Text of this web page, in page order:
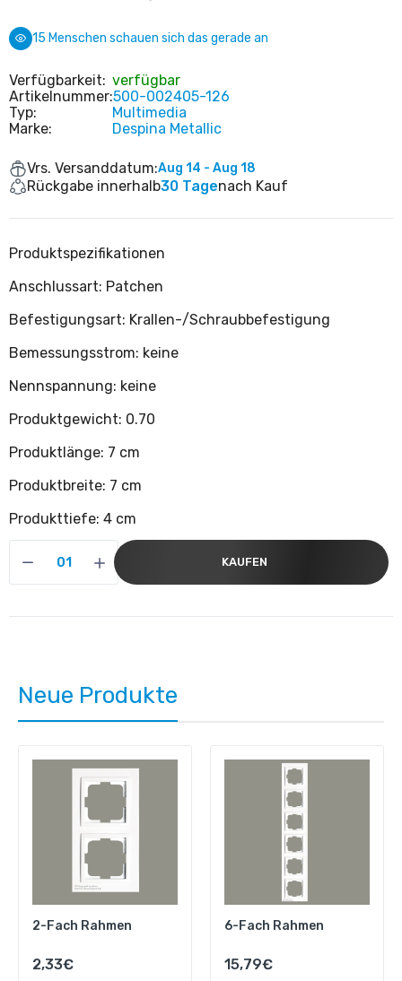
15 Menschen schauen sich das gerade an
Verfügbarkeit: verfügbar
Artikelnummer:500-002405-126
Typ:
Multimedia
Marke:
Despina Metallic
Vrs. Versanddatum:Aug 14 - Aug 18
Rückgabe innerhalb30 Tagenach Kauf
Produktspezifikationen
Anschlussart: Patchen
Befestigungsart: Krallen-/Schraubbefestigung
Bemessungsstrom: keine
Nennspannung: keine
Produktgewicht: 0.70
Produktlänge: 7 cm
Produktbreite: 7 cm
Produkttiefe: 4 cm
KAUFEN
Neue Produkte
2-Fach Rahmen
2,33€
6-Fach Rahmen
15,79€